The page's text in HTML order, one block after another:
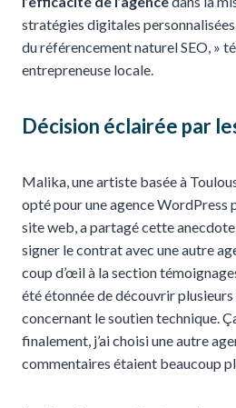
stratégies digitales
du référencement naturel SEO, »
entrepreneuse locale.
Décision éclairée par
Malika, une artiste basée à
opté pour une agence WordPress
site web, a partagé cette anecdote
signer le contrat avec une autre
coup d’œil à la section
été étonnée de découvrir
concernant le soutien technique.
finalement, j’ai choisi une autre
commentaires étaient beaucoup